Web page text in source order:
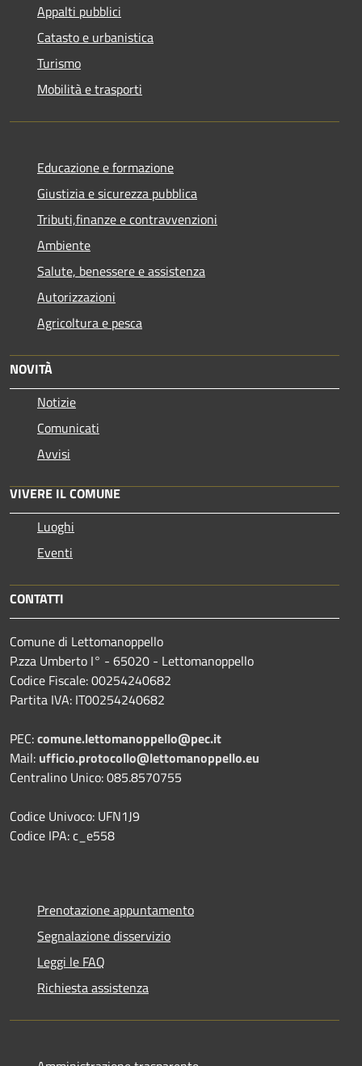
Appalti pubblici
Catasto e urbanistica
Turismo
Mobilità e trasporti
Educazione e formazione
Giustizia e sicurezza pubblica
Tributi,finanze e contravvenzioni
Ambiente
Salute, benessere e assistenza
Autorizzazioni
Agricoltura e pesca
NOVITÀ
Notizie
Comunicati
Avvisi
VIVERE IL COMUNE
Luoghi
Eventi
CONTATTI
Comune di Lettomanoppello
P.zza Umberto I° - 65020 - Lettomanoppello
Codice Fiscale: 00254240682
Partita IVA: IT00254240682
PEC:comune.lettomanoppello@pec.it
Mail: ufficio.protocollo@lettomanoppello.eu
Centralino Unico: 085.8570755
Codice Univoco: UFN1J9
Codice IPA: c_e558
Prenotazione appuntamento
Segnalazione disservizio
Leggi le FAQ
Richiesta assistenza